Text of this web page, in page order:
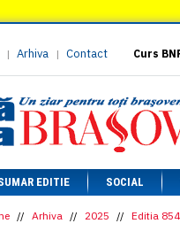
| Arhiva | Contact Curs
EDITIE SOCIAL
// Arhiva // 2025 // Editia